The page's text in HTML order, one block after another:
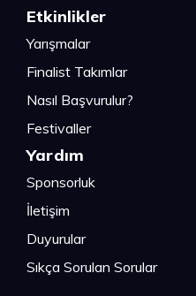
Etkinlikler
Yarışmalar
Finalist Takımlar
Nasıl Başvurulur?
Festivaller
Yardım
Sponsorluk
İletişim
Duyurular
Sıkça Sorulan Sorular